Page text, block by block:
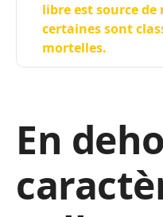
libre est source
certaines sont
mortelles.
En